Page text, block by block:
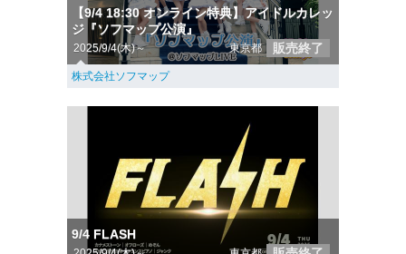
【9/4 18:30 オンライン特典】アイドルカレッ
ジ『ソフマップ公演』
2025/9/4(木)～ 東京都 販売終了
株式会社ソフマップ
9/4 FLASH